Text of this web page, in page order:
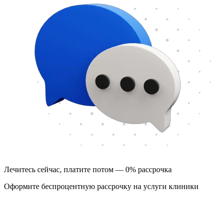
Лечитесь сейчас, платите потом — 0% рассрочка
Оформите беспроцентную рассрочку на услуги клиники